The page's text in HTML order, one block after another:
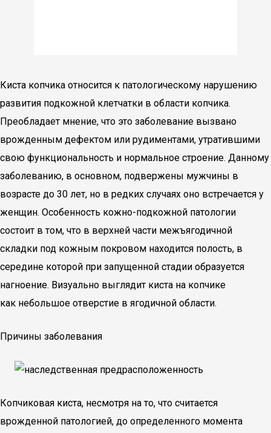
Киста копчика относится к патологическому нарушению
развития подкожной клетчатки в области копчика.
Преобладает мнение, что это заболевание вызвано
врожденным дефектом или рудиментами, утратившими
свою функциональность и нормальное строение. Данному
заболеванию, в основном, подвержены мужчины в
возрасте до 30 лет, но в редких случаях оно встречается у
женщин. Особенность кожно-подкожной патологии
состоит в том, что в верхней части межъягодичной
складки под кожным покровом находится полость, в
середине которой при запущенной стадии образуется
нагноение. Визуально выглядит киста на копчике
как небольшое отверстие в ягодичной области.
Причины заболевания
Копчиковая киста, несмотря на то, что считается
врожденной патологией, до определенного момента